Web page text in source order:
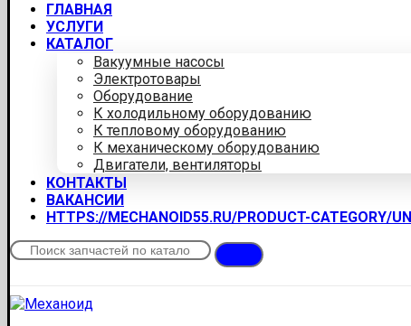
ГЛАВНАЯ
УСЛУГИ
КАТАЛОГ
Вакуумные насосы
Электротовары
Оборудование
К холодильному оборудованию
К тепловому оборудованию
К механическому оборудованию
Двигатели, вентиляторы
КОНТАКТЫ
ВАКАНСИИ
HTTPS://MECHANOID55.RU/PRODUCT-CATEGORY/